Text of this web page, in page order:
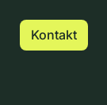
Kontakt